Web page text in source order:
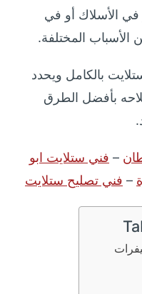
الأسلاك أو في
الأسباب المختلفة.
بالكامل ويحدد
بأفضل الطرق
– فني ستلايت ابو
– فني تصليح ستلايت